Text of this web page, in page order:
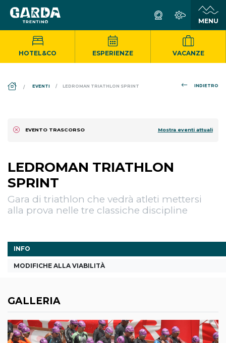
HOTEL&CO ESPERIENZE VACANZE
INDIETRO
DS_BREADCRUMB.HOME
EVENTI LEDROMAN TRIATHLON SPRINT
EVENTO TRASCORSO Mostra eventi attuali
LEDROMAN TRIATHLON
SPRINT
Gara di triathlon che vedrà atleti mettersi
alla prova nelle tre classiche discipline
INFO
MODIFICHE ALLA VIABILITÀ
GALLERIA